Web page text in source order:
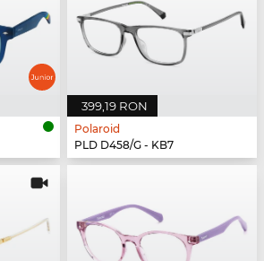
399,19 RON
Polaroid
PLD D458/G - KB7